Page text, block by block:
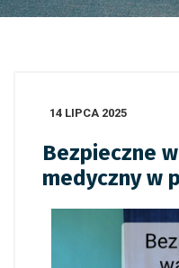
14 LIPCA 2025
Bezpieczne
medyczny w